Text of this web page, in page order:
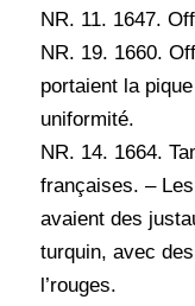
NR. 11. 1647.
NR. 19. 1660.
portaient la
uniformité.
NR. 14. 1664.
françaises. –
avaient des
turquin, avec
l’rouges.